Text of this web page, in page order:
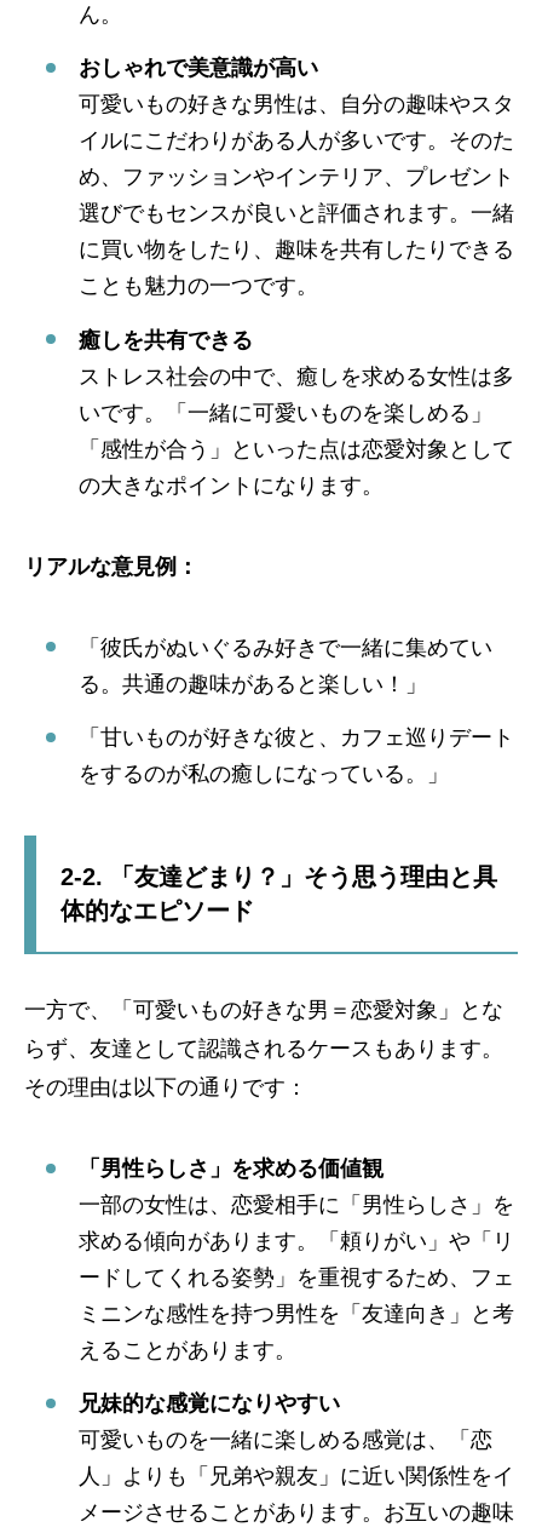
ん。
おしゃれで美意識が高い
可愛いもの好きな男性は、自分の趣味やスタ
イルにこだわりがある人が多いです。そのた
め、ファッションやインテリア、プレゼント
選びでもセンスが良いと評価されます。一緒
に買い物をしたり、趣味を共有したりできる
ことも魅力の一つです。
癒しを共有できる
ストレス社会の中で、癒しを求める女性は多
いです。「一緒に可愛いものを楽しめる」
「感性が合う」といった点は恋愛対象として
の大きなポイントになります。
リアルな意見例：
「彼氏がぬいぐるみ好きで一緒に集めてい
る。共通の趣味があると楽しい！」
「甘いものが好きな彼と、カフェ巡りデート
をするのが私の癒しになっている。」
2-2. 「友達どまり？」そう思う理由と具
体的なエピソード
一方で、「可愛いもの好きな男＝恋愛対象」とな
らず、友達として認識されるケースもあります。
その理由は以下の通りです：
「男性らしさ」を求める価値観
一部の女性は、恋愛相手に「男性らしさ」を
求める傾向があります。「頼りがい」や「リ
ードしてくれる姿勢」を重視するため、フェ
ミニンな感性を持つ男性を「友達向き」と考
えることがあります。
兄妹的な感覚になりやすい
可愛いものを一緒に楽しめる感覚は、「恋
人」よりも「兄弟や親友」に近い関係性をイ
メージさせることがあります。お互いの趣味